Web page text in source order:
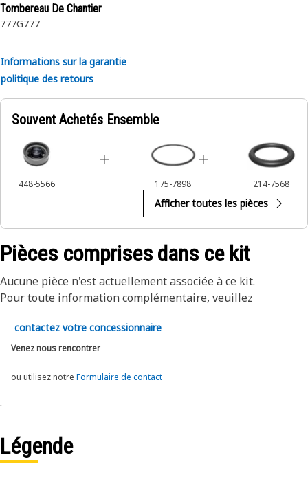
compression et de combustion.
• Empêche la surchauffe et assure des performances
• Résiste aux températures, pressions et contraintes
mécaniques élevées dans le moteur.
Applications:
Le kit de piston est un composant essentiel d’un moteur à
combustion interne, convertissant l’énergie en mouvement
tout en maintenant une étanchéité et une durabilité
niveleuses, les camions, les tombereaux de chantier, les
tombereaux de carrière et les tracteurs Cat.
Tombereau De Chantier
777G777
Informations sur la garantie
politique des retours
Souvent Achetés Ensemble
448-5566 175-7898 214-7568
Afficher toutes les pièces
Pièces comprises dans ce kit
Aucune pièce n'est actuellement associée à ce kit.
Pour toute information complémentaire, veuillez
contactez votre concessionnaire
Venez nous rencontrer
ou utilisez notre Formulaire de contact
.
Légende